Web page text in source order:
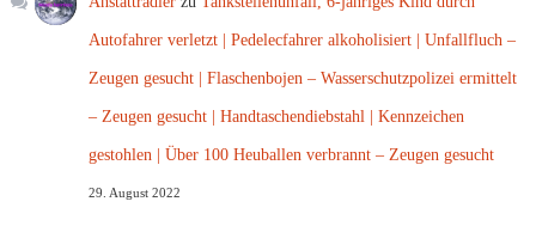
Autofahrer verletzt | Pedelecfahrer alkoholisiert | Unfallfluch –
Zeugen gesucht | Flaschenbojen – Wasserschutzpolizei ermittelt
– Zeugen gesucht | Handtaschendiebstahl | Kennzeichen
gestohlen | Über 100 Heuballen verbrannt – Zeugen gesucht
29. August 2022